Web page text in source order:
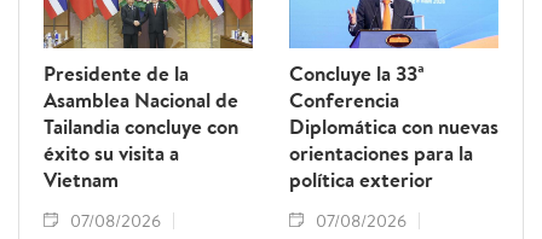
Presidente de la
Asamblea Nacional de
Tailandia concluye con
éxito su visita a
Vietnam
07/08/2026
Concluye la 33ª
Conferencia
Diplomática con nuevas
orientaciones para la
política exterior
07/08/2026